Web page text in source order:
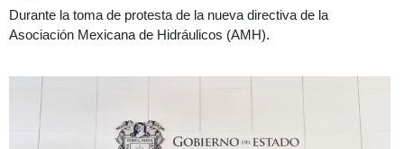
Durante la toma de protesta de la nueva directiva de la
Asociación Mexicana de Hidráulicos (AMH).